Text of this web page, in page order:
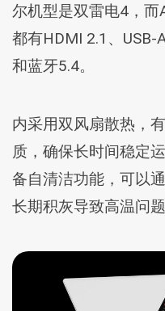
尔机型是双雷电4，而
都有HDMI 2.1、USB-
和蓝牙5.4。
内采用双风扇散热，
质，确保长时间稳定
备自清洁功能，可以
长期积灰导致高温问题